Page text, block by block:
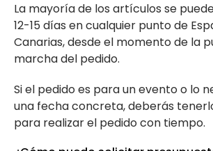
La mayoría de los artículos se
12-15 días en cualquier punto de
Canarias, desde el momento de la
marcha del pedido.
Si el pedido es para un evento o lo
una fecha concreta, deberás
para realizar el pedido con tiempo.